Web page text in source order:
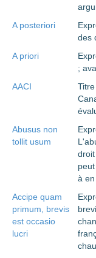
A posteriori
des
A priori
;
AACI
Abusus non
tollit usum
à
Accipe quam
primum, brevis
est occasio
lucri